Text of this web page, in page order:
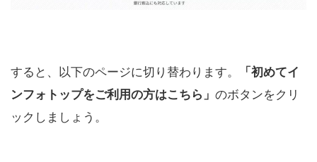
すると、以下のページに切り替わります。
「初めてイ
ンフォトップをご利用の方はこちら」 のボタンをクリ
ックしましょう。